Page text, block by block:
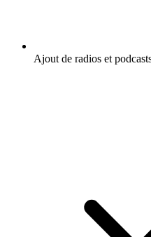
Ajout de radios et